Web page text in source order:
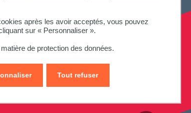
après les avoir acceptés, vous pouvez
sur « Personnaliser ».
de protection des données.
Tout refuser